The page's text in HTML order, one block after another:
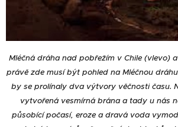
Mléčná dráha nad pobřežím v Chile (vlevo)
právě zde musí být pohled na Mléčnou
by se prolínaly dva výtvory věčnosti času.
vytvořená vesmírná brána a tady u nás
působící počasí, eroze a dravá voda